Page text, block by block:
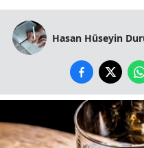
Hasan Hüseyin